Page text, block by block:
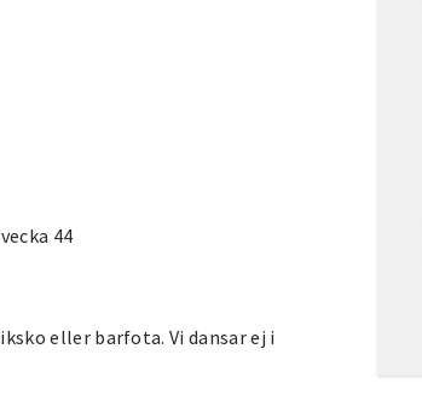
44
eller barfota. Vi dansar ej i